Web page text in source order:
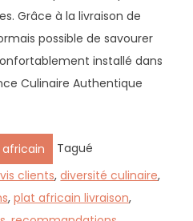
Grâce à la livraison de
possible de savourer
installé dans
Culinaire Authentique
Tagué
clients,diversité culinaire,
,plat africain livraison,